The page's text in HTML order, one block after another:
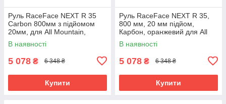
Руль RaceFace NEXT R 35
Carbon 800мм з підйомом
20мм, для All Mountain,
червоний
В наявності
5 078 ₴ 6 348 ₴
Купити
Руль RaceFace NEXT R 35,
800 мм, 20 мм підйом,
Карбон, оранжевий для All
Mountain
В наявності
5 078 ₴ 6 348 ₴
Купити